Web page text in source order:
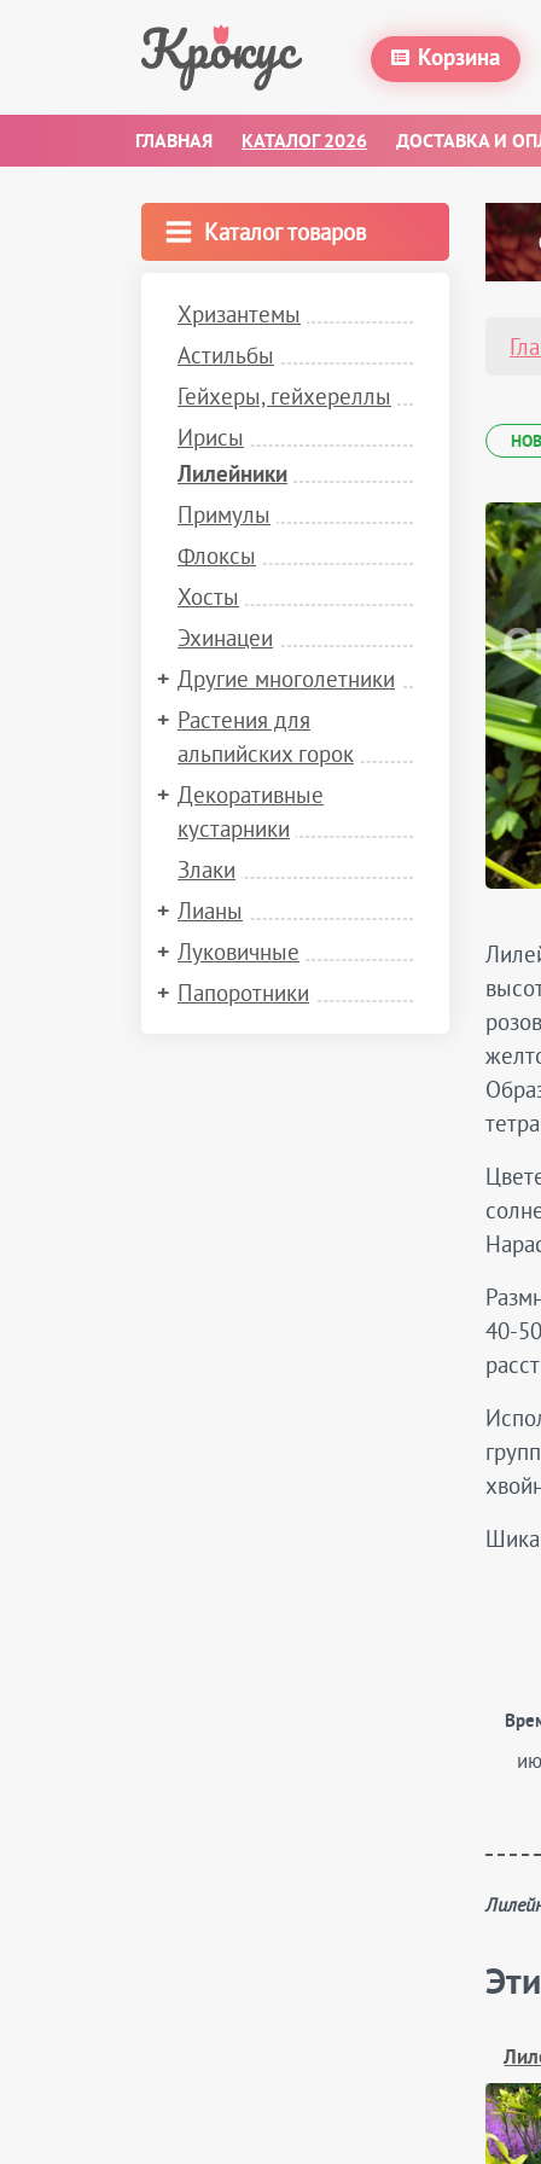
Корзина
ГЛАВНАЯ КАТАЛОГ 2026 ДОСТАВКА И
Каталог товаров
Хризантемы
Астильбы
Гейхеры, гейхереллы
Ирисы
Лилейники
Примулы
Флоксы
Хосты
Эхинацеи
Другие многолетники
Растения для
альпийских горок
Декоративные
кустарники
Злаки
Лианы
Луковичные
Папоротники
40-